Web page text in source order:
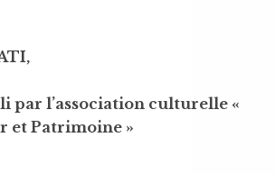
par l’association culturelle «
et Patrimoine »